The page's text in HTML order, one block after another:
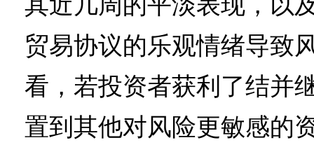
贸易协议的乐观情绪导致
看，若投资者获利了结并
置到其他对风险更敏感的